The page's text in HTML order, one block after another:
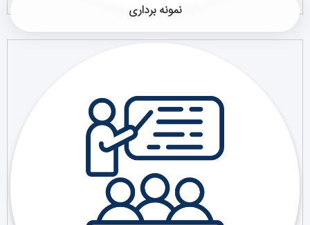
نمونه برداری